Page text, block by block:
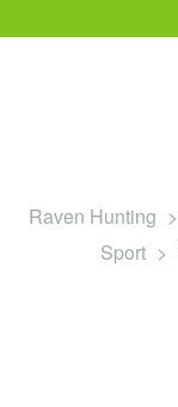
Raven Hunting >
Sport >